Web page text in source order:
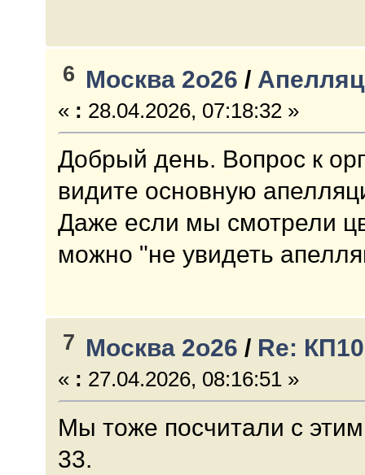
6 Москва 2о26 /
« : 28.04.2026, 07:18:32 »
Добрый день. Вопрос к
видите основную
Даже если мы смотрели
можно "не увидеть
7 Москва 2о26 / Re:
« : 27.04.2026, 08:16:51 »
Мы тоже посчитали с
33.